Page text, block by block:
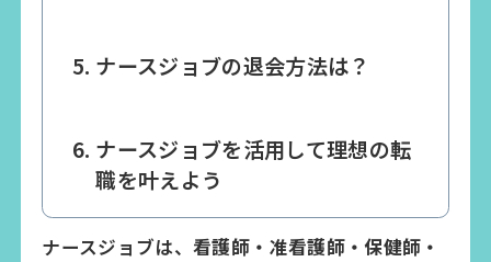
ナースジョブの退会方法は？
ナースジョブを活用して理想の転
職を叶えよう
ナースジョブは、看護師・准看護師・保健師・